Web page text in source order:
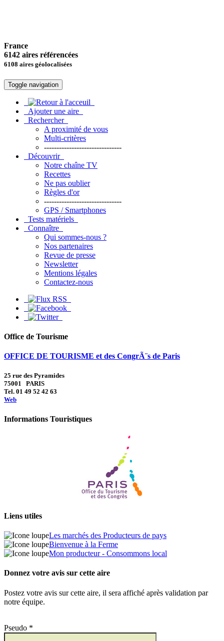
France
6142 aires référencées
6108 aires géolocalisées
Toggle navigation
Ajouter une aire
Rechercher
A proximité de vous
Multi-critères
-------------------------------
Découvrir
Notre chaîne TV
Recettes
Ne pas oublier
Règles d'or
-------------------------------
GPS / Smartphones
Tests matériels
Connaître
Qui sommes-nous ?
Nos partenaires
Revue de presse
Newsletter
Mentions légales
Contactez-nous
Office de Tourisme
OFFICE DE TOURISME et des CongrÃ¨s de Paris
25 rue des Pyramides
75001 PARIS
Tel. 01 49 52 42 63
Web
Informations Touristiques
Liens utiles
Les marchés des Producteurs de pays
Bienvenue à la Ferme
Mon producteur - Consommons local
Donnez votre avis sur cette aire
Postez votre avis sur cette aire, il sera affiché après validation par
notre équipe.
Pseudo *